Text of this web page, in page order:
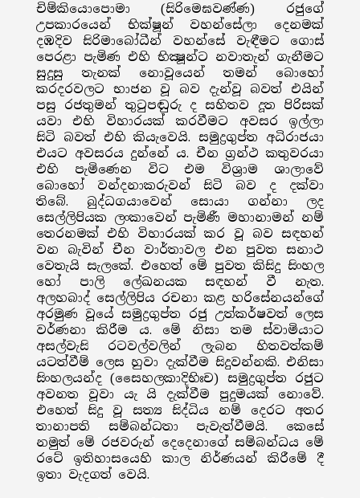
චිම්කියොපොමා (සිරිමෙඝවණ්ණ) රජුගේ
උපකාරයෙන් භික්ෂූන් වහන්සේලා දෙනමක්
දඹදිව සිරිමාබෝධීන් වහන්සේ වැඳීමට ගොස්
පෙරළා පැමිණ එහි භික්‍ෂූන්ට නවාතැන් ගැනීමට
සුදුසු තැනක් නොවූයෙන් තමන් බොහෝ
කරදරවලට භාජන වූ බව දැන්වූ බවත් එයින්
පසු රජතුමන් තුටුපඬුරු ද සහිතව දූත පිරිසක්
යවා එහි විහාරයක් කරවීමට අවසර ඉල්ලා
සිටි බවත් එහි කියැවෙයි. සමුද්‍රගුප්ත අධිරාජයා
එයට අවසරය දුන්නේ ය. චීන ග්‍රන්ථ කතුවරයා
එහි පැමිණෙන විට එම විශ්‍රාම ශාලාවේ
බොහෝ වන්දනාකරුවන් සිටි බව ද දක්වා
තිබේ. බුද්ධගයාවෙන් සොයා ගන්නා ලද
සෙල්ලිපියක ලංකාවෙන් පැමිණී මහානාමන් නම්
තෙරනමක් එහි විහාරයක් කර වූ බව සඳහන්
වන බැවින් චීන වාර්තාවල එන පුවත සනාථ
වෙතැයි සැලකේ. එහෙත් මේ පුවත කිසිදු සිංහල
හෝ පාලි ලේඛනයක සඳහන් වී නැත.
අලහබාද් සෙල්ලිපිය රචනා කළ හරිසේනයන්ගේ
අරමුණ වූයේ සමුද්‍රගුප්ත රජු උත්කර්ෂවත් ලෙස
වර්ණනා කිරීම ය. මේ නිසා තම ස්වාමියාට
අසල්වැසි රටවල්වලින් ලැබන හිතවත්කම්
යටත්වීම් ලෙස හුවා දැක්වීම සිදුවන්නකි. එනිසා
සිංහලයන්ද (සෛහලකාදිභිඃච) සමුද්‍රගුප්ත රජුට
අවනත වූවා යැ යි දැක්වීම පුදුමයක් නොවේ.
එහෙත් සිදු වූ සත්‍ය සිද්ධිය නම් දෙරට අතර
තානාපති සම්බන්ධතා පැවැත්වීමයි. කෙසේ
නමුත් මේ රජවරුන් දෙදෙනාගේ සම්බන්ධය මේ
රටේ ඉතිහාසයෙහි කාල නිර්ණයන් කිරීමේ දී
ඉතා වැදගත් වෙයි.